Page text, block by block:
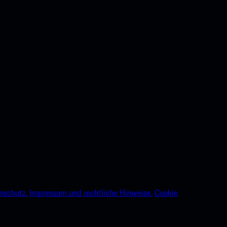
Impressum und rechtliche Hinweise.Cookie